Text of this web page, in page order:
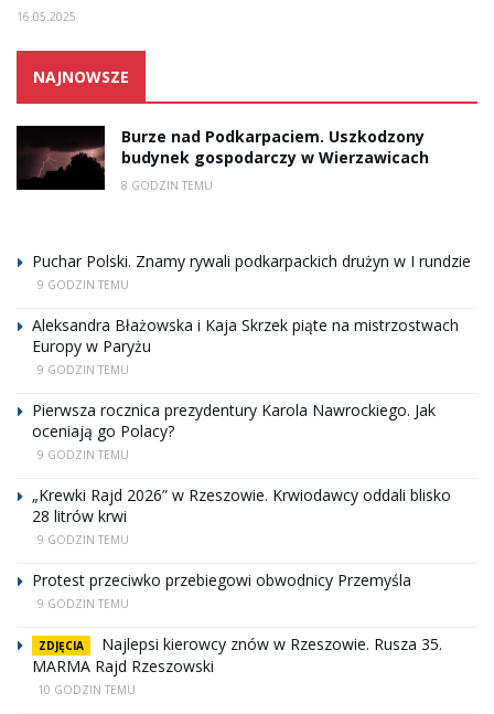
16.05.2025
NAJNOWSZE
Burze nad Podkarpaciem. Uszkodzony
budynek gospodarczy w Wierzawicach
8 GODZIN TEMU
Puchar Polski. Znamy rywali podkarpackich drużyn w I rundzie
9 GODZIN TEMU
Aleksandra Błażowska i Kaja Skrzek piąte na mistrzostwach
Europy w Paryżu
9 GODZIN TEMU
Pierwsza rocznica prezydentury Karola Nawrockiego. Jak
oceniają go Polacy?
9 GODZIN TEMU
„Krewki Rajd 2026” w Rzeszowie. Krwiodawcy oddali blisko
28 litrów krwi
9 GODZIN TEMU
Protest przeciwko przebiegowi obwodnicy Przemyśla
9 GODZIN TEMU
ZDJĘCIA
Najlepsi kierowcy znów w Rzeszowie. Rusza 35.
MARMA Rajd Rzeszowski
10 GODZIN TEMU